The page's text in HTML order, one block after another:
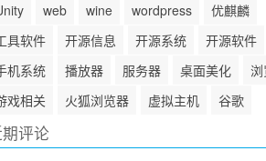
web wine wordpress
优麒麟
具软件
开源信息 开源系统 开源软件
机系统
播放器 服务器 桌面美化
戏相关
火狐浏览器 虚拟主机 谷歌
评论